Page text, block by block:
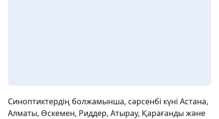
Синоптиктердің болжамынша, сәрсенбі күні Астана,
Алматы, Өскемен, Риддер, Атырау, Қарағанды ​​және